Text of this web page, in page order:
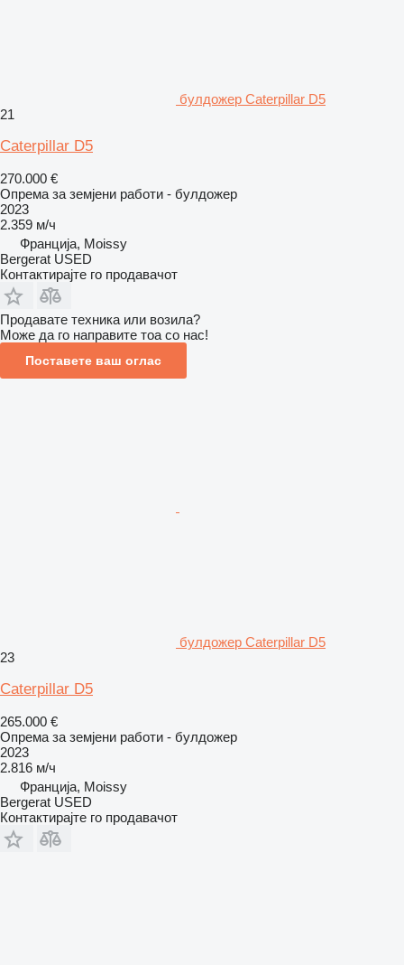
булдожер Caterpillar D5
21
Caterpillar D5
270.000 €
Опрема за земјени работи - булдожер
2023
2.359 м/ч
Франција, Moissy
Bergerat USED
Контактирајте го продавачот
Продавате техника или возила?
Може да го направите тоа со нас!
Поставете ваш оглас
булдожер Caterpillar D5
23
Caterpillar D5
265.000 €
Опрема за земјени работи - булдожер
2023
2.816 м/ч
Франција, Moissy
Bergerat USED
Контактирајте го продавачот